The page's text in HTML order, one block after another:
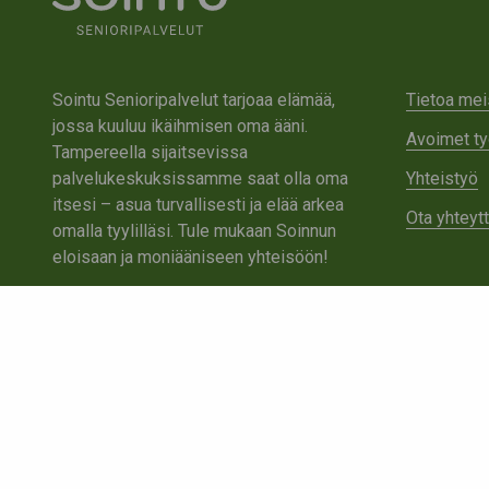
Sointu Senioripalvelut tarjoaa elämää,
jossa kuuluu ikäihmisen oma ääni.
Tampereella sijaitsevissa
palvelukeskuksissamme saat olla oma
itsesi – asua turvallisesti ja elää arkea
omalla tyylilläsi. Tule mukaan Soinnun
eloisaan ja moniääniseen yhteisöön!
Tietoa
Avoimet
Yhteistyö
Ota